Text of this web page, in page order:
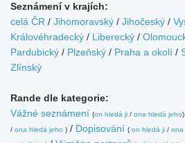
Seznámení v krajích:
celá ČR / Jihomoravský / Jihočeský /
Královéhradecký / Liberecký /
Pardubický / Plzeňský / Praha a okolí /
Zlínský
Rande dle kategorie:
Vážné seznámení (on hledá ji / ona hledá jeho)
/ ona hledá jeho ) / Dopisování ( on hledá ji / ona